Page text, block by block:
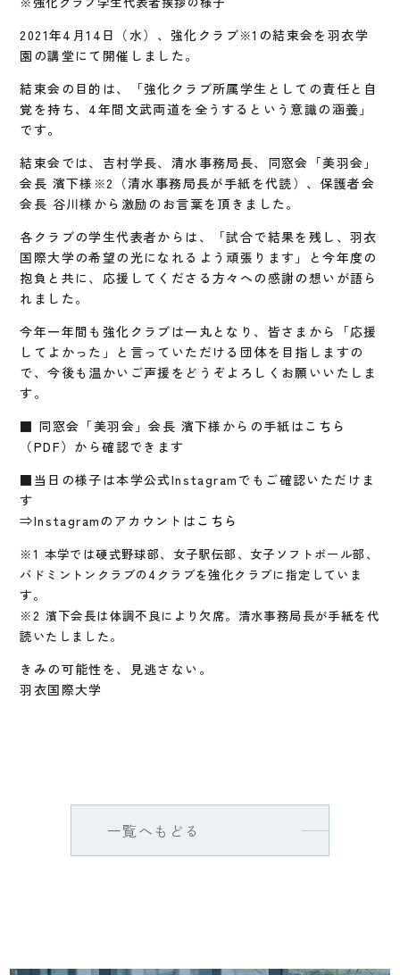
2021年4月14日（水）、強化クラブ※1 の結束会を羽衣学
園の講堂にて開催しました。
結束会の目的は、「強化クラブ所属学生としての責任と自
覚を持ち、4年間文武両道を全うするという意識の涵養」
です。
結束会では、吉村学長、清水事務局長、同窓会「美羽会」
会長 濱下様 ※2
（清水事務局長が手紙を代読）、保護者会
会長 谷川様から激励のお言葉を頂きました。
各クラブの学生代表者からは、「試合で結果を残し、羽衣
国際大学の希望の光になれるよう頑張ります」と今年度の
抱負と共に、応援してくださる方々への感謝の想いが語ら
れました。
今年一年間も強化クラブは一丸となり、皆さまから「応援
してよかった」と言っていただける団体を目指しますの
で、今後も温かいご声援をどうぞよろしくお願いいたしま
す。
■ 同窓会「美羽会」会長 濱下様からの手紙は こちら
（PDF） から確認できます
■当日の様子は本学公式Instagramでもご確認いただけま
す
⇒Instagramのアカウントは こちら
※1 本学では硬式野球部、女子駅伝部、女子ソフトボール部、
バドミントンクラブの4クラブを強化クラブに指定していま
す。
※2 濱下会長は体調不良により欠席。清水事務局長が手紙を代
読いたしました。
きみの可能性を、見逃さない。
羽衣国際大学
一覧へもどる